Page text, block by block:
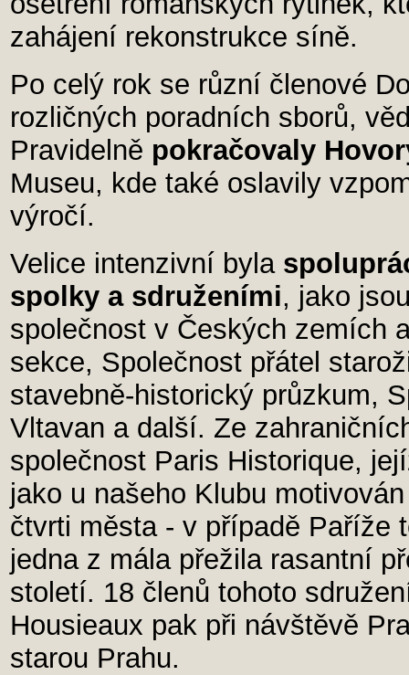
zahájení rekonstrukce síně.
Po celý rok se různí členové
rozličných poradních sborů,
Pravidelně pokračovaly
Museu, kde také oslavily
výročí.
Velice intenzivní byla
spolky a sdruženími, jako
společnost v Českých zemích
sekce, Společnost přátel
stavebně-historický průzkum,
Vltavan a další. Ze
společnost Paris Historique,
jako u našeho Klubu
čtvrti města - v případě Paříže
jedna z mála přežila rasantní
století. 18 členů tohoto
Housieaux pak při návštěvě
starou Prahu.